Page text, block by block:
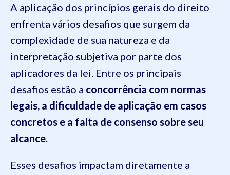
A aplicação dos princípios gerais do direito
enfrenta vários desafios que surgem da
complexidade de sua natureza e da
interpretação subjetiva por parte dos
aplicadores da lei. Entre os principais
desafios estão a concorrência com normas
legais, a dificuldade de aplicação em casos
concretos e a falta de consenso sobre seu
alcance
Esses desafios impactam diretamente a